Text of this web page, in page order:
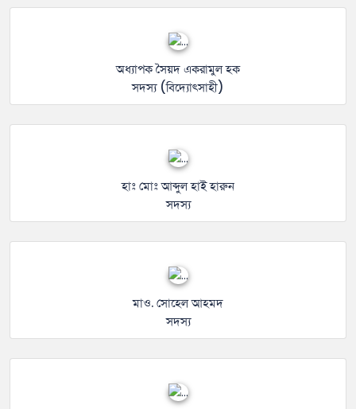
অধ্যাপক সৈয়দ একরামুল হক
সদস্য (বিদ্যোৎসাহী)
হাঃ মোঃ আব্দুল হাই হারুন
সদস্য
মাও. সোহেল আহমদ
সদস্য